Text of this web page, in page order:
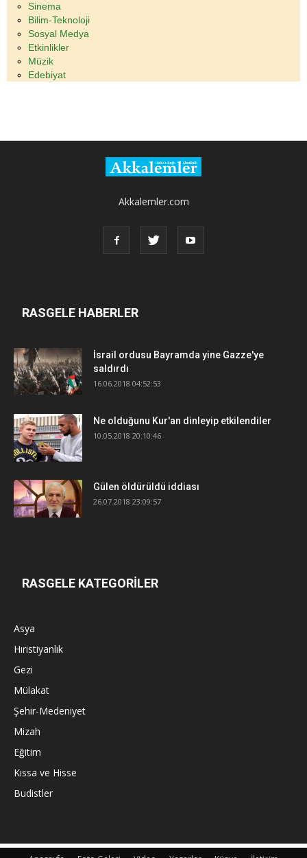
Sinema
Bilim-Teknoloji
Sosyal Medya
Etkinlikler
Müzik
Edebiyat
Akkalemler.com
RASGELE HABERLER
İsrail ordusu Bayramda yine Gazze'ye
saldırdı
16.06.2018 04:52:53
Ne olduğunu Kur'an dinleyip etkilendiler
10.05.2018 20:10:46
Gülen öldürüldü iddiası
26.07.2018 23:09:57
RASGELE KATEGORİLER
Asya
Hıristiyanlık
Gezi
Mülakat
Şehir-Medeniyet
Mizah
Eğitim
Kıssa ve Hisse
Budistler